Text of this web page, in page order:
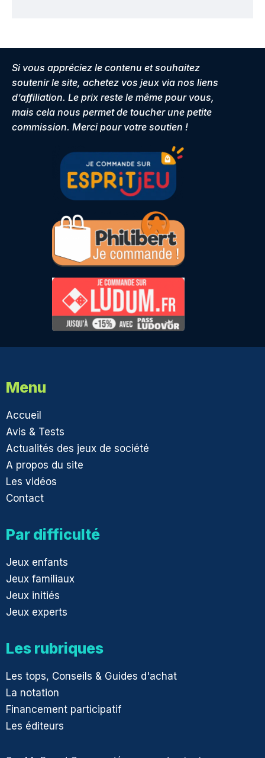
Si vous appréciez le contenu et souhaitez
soutenir le site, achetez vos jeux via nos liens
d’affiliation. Le prix reste le même pour vous,
mais cela nous permet de toucher une petite
commission. Merci pour votre soutien !
Menu
Accueil
Avis & Tests
Actualités des jeux de société
A propos du site
Les vidéos
Contact
Par difficulté
Jeux enfants
Jeux familiaux
Jeux initiés
Jeux experts
Les rubriques
Les tops, Conseils & Guides d'achat
La notation
Financement participatif
Les éditeurs